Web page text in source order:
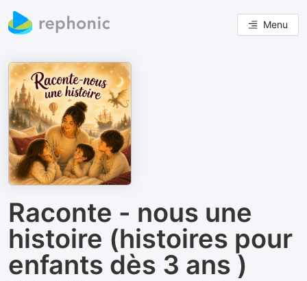
Menu
Raconte - nous une
histoire (histoires pour
enfants dès 3 ans )